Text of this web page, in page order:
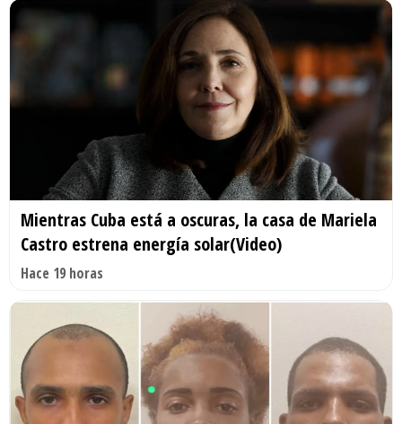
Mientras Cuba está a oscuras, la casa de Mariela
Castro estrena energía solar(Video)
Hace 19 horas